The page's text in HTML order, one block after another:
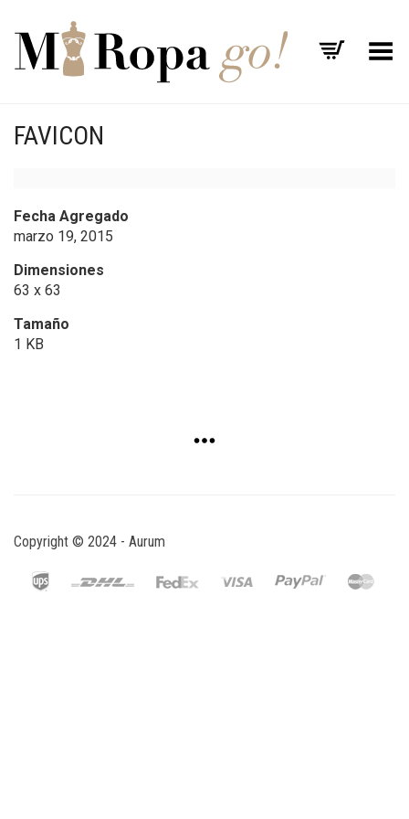
Menú
FAVICON
Fecha Agregado
marzo 19, 2015
Dimensiones
63 x 63
Tamaño
1 KB
Copyright © 2024 - Aurum